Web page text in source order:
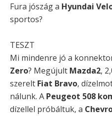
Fura jószág a Hyundai
sportos?
TESZT
Mi mindenre jó a
Zero? Megújult Mazda2,
szerelt Fiat Bravo,
nálunk. A Peugeot 508
dízellel próbáltuk, a